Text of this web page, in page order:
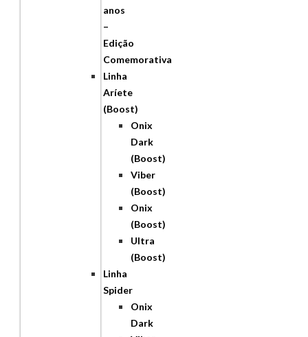
anos
–
Edição
Comemorativa
Linha
Aríete
(Boost)
Onix
Dark
(Boost)
Viber
(Boost)
Onix
(Boost)
Ultra
(Boost)
Linha
Spider
Onix
Dark